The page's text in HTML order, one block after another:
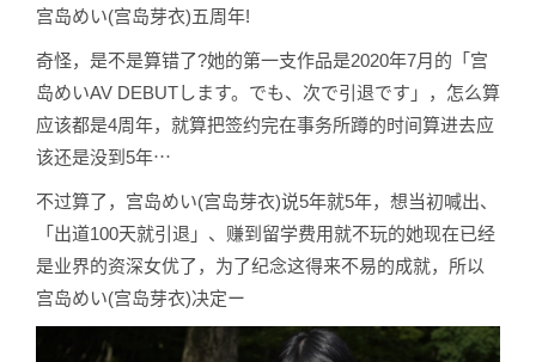
宫岛めい(宫岛芽衣)五周年!
奇怪，是不是算错了?她的第一支作品是2020年7月的「宫
岛めいAV DEBUTします。でも、次で引退です」，怎么算
应该都是4周年，就算把签约完在事务所蹲的时间算进去应
该还是没到5年⋯
不过算了，宫岛めい(宫岛芽衣)说5年就5年，想当初喊出、
「出道100天就引退」、赚到留学费用就不玩的她现在已经
是业界的资深女优了，为了纪念这得来不易的成就，所以
宫岛めい(宫岛芽衣)决定ー